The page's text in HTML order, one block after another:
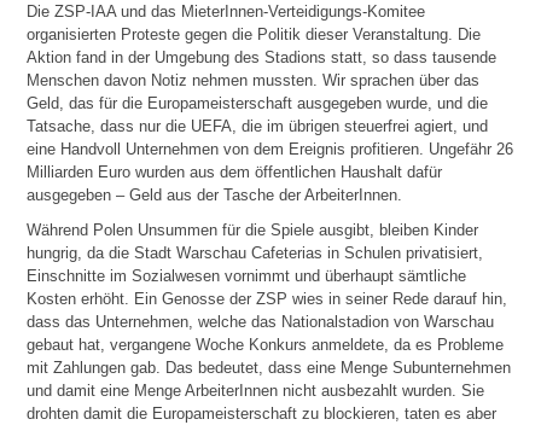
Die ZSP-IAA und das MieterInnen-Verteidigungs-Komitee
organisierten Proteste gegen die Politik dieser Veranstaltung. Die
Aktion fand in der Umgebung des Stadions statt, so dass tausende
Menschen davon Notiz nehmen mussten. Wir sprachen über das
Geld, das für die Europameisterschaft ausgegeben wurde, und die
Tatsache, dass nur die UEFA, die im übrigen steuerfrei agiert, und
eine Handvoll Unternehmen von dem Ereignis profitieren. Ungefähr 26
Milliarden Euro wurden aus dem öffentlichen Haushalt dafür
ausgegeben – Geld aus der Tasche der ArbeiterInnen.
Während Polen Unsummen für die Spiele ausgibt, bleiben Kinder
hungrig, da die Stadt Warschau Cafeterias in Schulen privatisiert,
Einschnitte im Sozialwesen vornimmt und überhaupt sämtliche
Kosten erhöht. Ein Genosse der ZSP wies in seiner Rede darauf hin,
dass das Unternehmen, welche das Nationalstadion von Warschau
gebaut hat, vergangene Woche Konkurs anmeldete, da es Probleme
mit Zahlungen gab. Das bedeutet, dass eine Menge Subunternehmen
und damit eine Menge ArbeiterInnen nicht ausbezahlt wurden. Sie
drohten damit die Europameisterschaft zu blockieren, taten es aber